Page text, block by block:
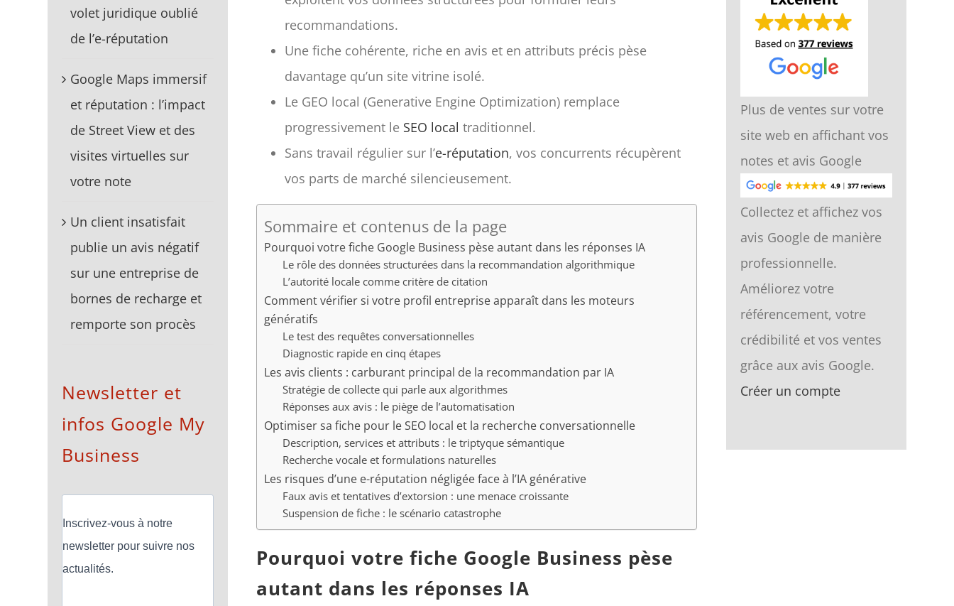
recommandations.
Une fiche cohérente, riche en avis et en attributs précis pèse
davantage qu’un site vitrine isolé.
Le GEO local (Generative Engine Optimization) remplace
progressivement le SEO local traditionnel.
Sans travail régulier sur l’e-réputation, vos concurrents récupèrent
vos parts de marché silencieusement.
Sommaire et contenus de la page
Pourquoi votre fiche Google Business pèse autant dans les réponses IA
Le rôle des données structurées dans la recommandation algorithmique
L’autorité locale comme critère de citation
Comment vérifier si votre profil entreprise apparaît dans les moteurs
génératifs
Le test des requêtes conversationnelles
Diagnostic rapide en cinq étapes
Les avis clients : carburant principal de la recommandation par IA
Stratégie de collecte qui parle aux algorithmes
Réponses aux avis : le piège de l’automatisation
Optimiser sa fiche pour le SEO local et la recherche conversationnelle
Description, services et attributs : le triptyque sémantique
Recherche vocale et formulations naturelles
Les risques d’une e-réputation négligée face à l’IA générative
Faux avis et tentatives d’extorsion : une menace croissante
Suspension de fiche : le scénario catastrophe
Pourquoi votre fiche Google Business pèse
autant dans les réponses IA
volet juridique oublié
de l’e-réputation
Google Maps immersif
et réputation : l’impact
de Street View et des
visites virtuelles sur
votre note
Un client insatisfait
publie un avis négatif
sur une entreprise de
bornes de recharge et
remporte son procès
Newsletter et
infos Google My
Business
Inscrivez-vous à notre
newsletter pour suivre nos
actualités.
Plus de ventes sur votre
site web en affichant vos
notes et avis Google
Collectez et affichez vos
avis Google de manière
professionnelle.
Améliorez votre
référencement, votre
crédibilité et vos ventes
grâce aux avis Google.
Créer un compte